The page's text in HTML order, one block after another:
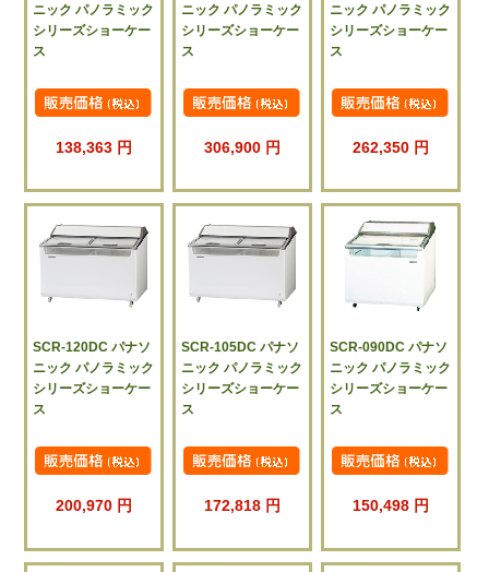
ニック パノラミック
シリーズショーケー
ス
138,363 円
ニック パノラミック
シリーズショーケー
ス
306,900 円
ニック パノラミック
シリーズショーケー
ス
262,350 円
SCR-120DC パナソ
ニック パノラミック
シリーズショーケー
ス
200,970 円
SCR-105DC パナソ
ニック パノラミック
シリーズショーケー
ス
172,818 円
SCR-090DC パナソ
ニック パノラミック
シリーズショーケー
ス
150,498 円